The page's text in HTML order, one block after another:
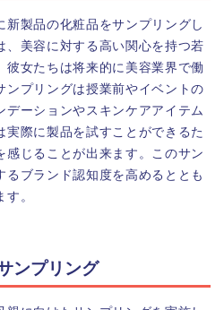
新製品の化粧品をサンプリングし
、美容に対する高い関心を持つ若
彼女たちは将来的に美容業界で働
ンプリングは授業前やイベントの
デーションやスキンケアアイテム
実際に製品を試すことができるた
感じることが出来ます。このサン
るブランド認知度を高めるととも
。
ンプリング